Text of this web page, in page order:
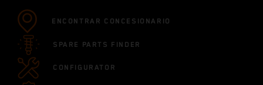
ENCONTRAR CONCESIONARIO
SPARE PARTS FINDER
CONFIGURATOR